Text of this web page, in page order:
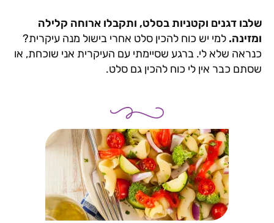
שלבו דגנים וקטניות בסלט, ותקבלו ארוחה קלילה
ומזינה. למי יש כוח להכין סלט אחרי בישול מנה עיקרית?
כנראה שלא לי. ברגע שסיימתי עם העיקרית אני שוכחת, או
שסתם כבר אין לי כוח להכין גם סלט.